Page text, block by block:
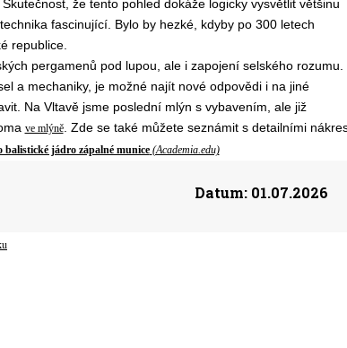
že tento pohled dokáže logicky vysvětlit většinu
fascinující. Bylo by hezké, kdyby po 300 letech
republice.
pergamenů pod lupou, ale i zapojení selského rozumu.
a mechaniky, je možné najít nové odpovědi i na jiné
Na Vltavě jsme poslední mlýn s vybavením, ale již
ve mlýně. Zde se také můžete seznámit s detailními
jádro zápalné munice (Academia.edu)
Datum:01.07.2026